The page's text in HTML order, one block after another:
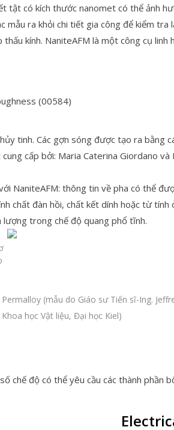
có kích thước nanomet có thể ảnh
ra khỏi chi tiết gia công để kiểm tra
kính. NaniteAFM là một công cụ linh
(00584)
tinh. Các gợn sóng được tạo ra bằng
cấp bởi: Maria Caterina Giordano
NaniteAFM: thông tin về pha có thể
chất đàn hồi, chất kết dính hoặc từ
lượng trong chế độ quang phổ tĩnh.
(mẫu do Giáo sư Tiến sĩ-Ing.
học Vật liệu, Đại học Kiel)
chế độ có thể yêu cầu các thành phần